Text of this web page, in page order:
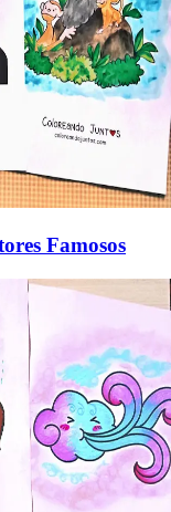
Famosos